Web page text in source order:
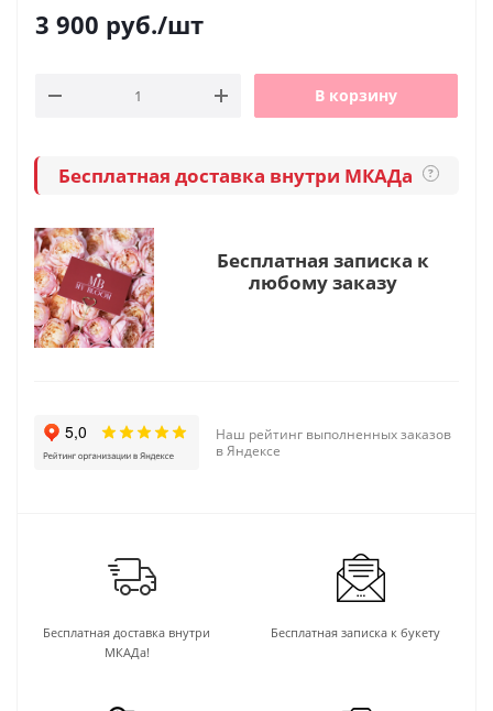
3 900 руб./шт
В корзину
Бесплатная доставка внутри МКАДа ?
Бесплатная записка к
любому заказу
Наш рейтинг выполненных заказов
в Яндексе
Бесплатная доставка внутри
МКАДа!
Бесплатная записка к букету